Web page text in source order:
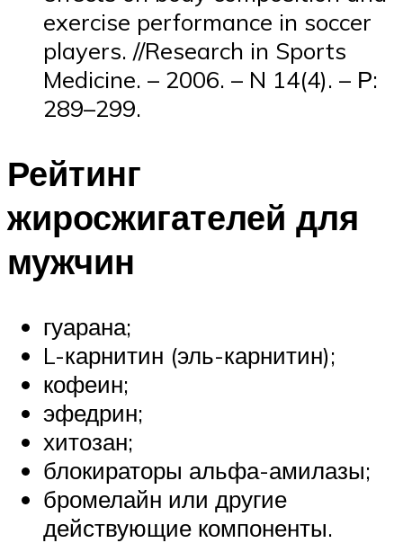
exercise performance in soccer
players. //Research in Sports
Medicine. – 2006. – N 14(4). – Р:
289–299.
Рейтинг
жиросжигателей для
мужчин
гуарана;
L-карнитин (эль-карнитин);
кофеин;
эфедрин;
хитозан;
блокираторы альфа-амилазы;
бромелайн или другие
действующие компоненты.